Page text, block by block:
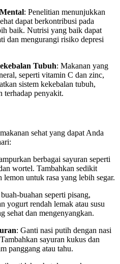
: Penelitian menunjukkan
dapat berkontribusi pada
baik. Nutrisi yang baik dapat
dan mengurangi risiko depresi
Tubuh: Makanan yang
seperti vitamin C dan zinc,
sistem kekebalan tubuh,
terhadap penyakit.
sehat yang dapat Anda
berbagai sayuran seperti
wortel. Tambahkan sedikit
lemon untuk rasa yang lebih segar.
buahan seperti pisang,
yogurt rendah lemak atau susu
sehat dan mengenyangkan.
: Ganti nasi putih dengan nasi
sayuran kukus dan
panggang atau tahu.